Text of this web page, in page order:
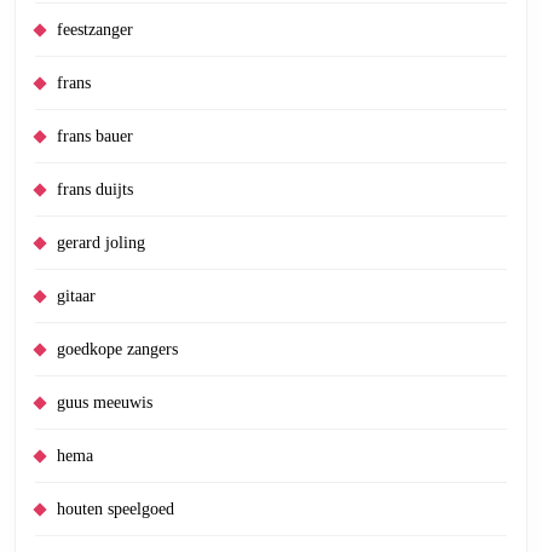
feestzanger
frans
frans bauer
frans duijts
gerard joling
gitaar
goedkope zangers
guus meeuwis
hema
houten speelgoed